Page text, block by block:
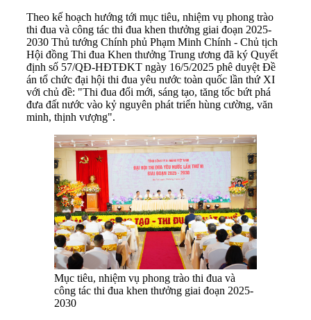
Theo kế hoạch hướng tới mục tiêu, nhiệm vụ phong trào
thi đua và công tác thi đua khen thưởng giai đoạn 2025-
2030 Thủ tướng Chính phủ Phạm Minh Chính - Chủ tịch
Hội đồng Thi đua Khen thưởng Trung ương đã ký Quyết
định số 57/QĐ-HĐTĐKT ngày 16/5/2025 phê duyệt Đề
án tổ chức đại hội thi đua yêu nước toàn quốc lần thứ XI
với chủ đề: "Thi đua đổi mới, sáng tạo, tăng tốc bứt phá
đưa đất nước vào kỷ nguyên phát triển hùng cường, văn
minh, thịnh vượng".
Mục tiêu, nhiệm vụ phong trào thi đua và
công tác thi đua khen thưởng giai đoạn 2025-
2030